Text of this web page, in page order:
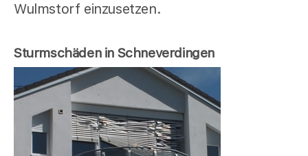
Wulmstorf einzusetzen.
Sturmschäden in Schneverdingen